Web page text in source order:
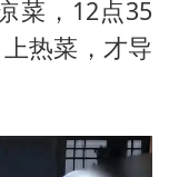
菜，12点35
热菜，才导